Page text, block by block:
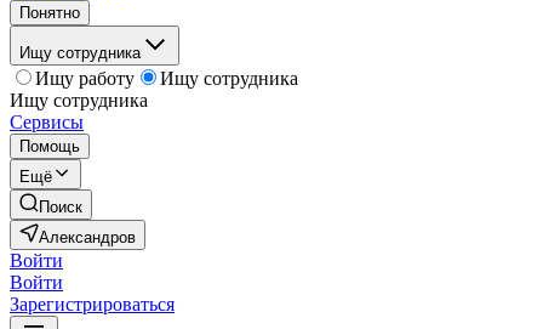
Понятно
Ищу сотрудника
Ищу работу
Ищу сотрудника
Ищу сотрудника
Сервисы
Помощь
Ещё
Поиск
Александров
Войти
Войти
Зарегистрироваться